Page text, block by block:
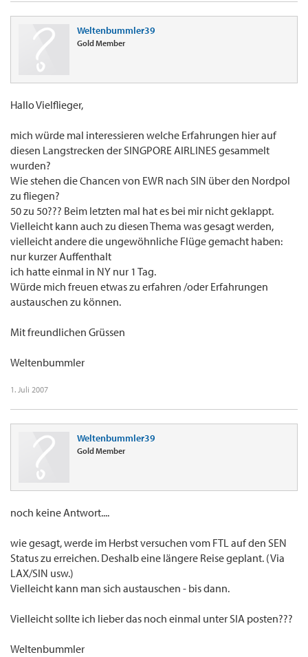
Weltenbummler39
Gold Member
Hallo Vielflieger,
mich würde mal interessieren welche Erfahrungen hier auf
diesen Langstrecken der SINGPORE AIRLINES gesammelt
wurden?
Wie stehen die Chancen von EWR nach SIN über den Nordpol
zu fliegen?
50 zu 50??? Beim letzten mal hat es bei mir nicht geklappt.
Vielleicht kann auch zu diesen Thema was gesagt werden,
vielleicht andere die ungewöhnliche Flüge gemacht haben:
nur kurzer Auffenthalt
ich hatte einmal in NY nur 1 Tag.
Würde mich freuen etwas zu erfahren /oder Erfahrungen
austauschen zu können.
Mit freundlichen Grüssen
Weltenbummler
1. Juli 2007
Weltenbummler39
Gold Member
noch keine Antwort....
wie gesagt, werde im Herbst versuchen vom FTL auf den SEN
Status zu erreichen. Deshalb eine längere Reise geplant. (Via
LAX/SIN usw.)
Vielleicht kann man sich austauschen - bis dann.
Vielleicht sollte ich lieber das noch einmal unter SIA posten???
Weltenbummler